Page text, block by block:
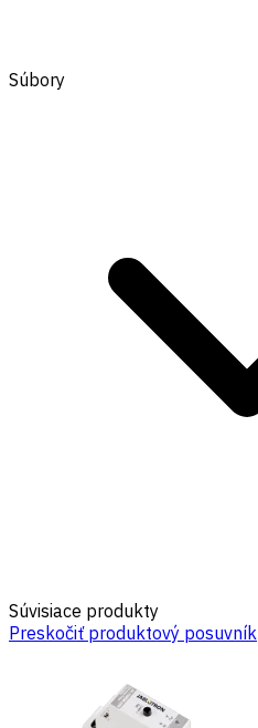
Súbory
Súvisiace produkty
Preskočiť produktový posuvník